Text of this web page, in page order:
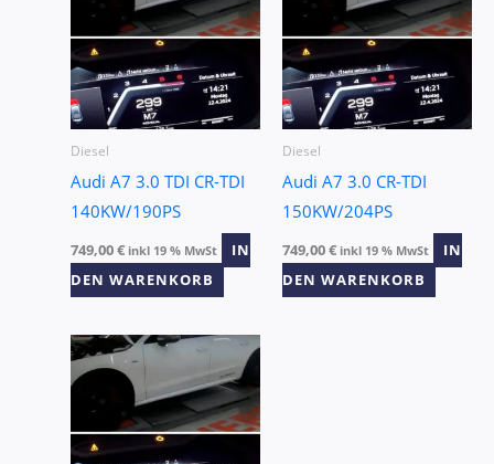
Diesel
Audi A7 3.0 TDI CR-TDI
140KW/190PS
749,00€ inkl 19 % MwSt
IN
DEN WARENKORB
Diesel
Audi A7 3.0 CR-TDI
150KW/204PS
749,00€ inkl 19 % MwSt
IN
DEN WARENKORB